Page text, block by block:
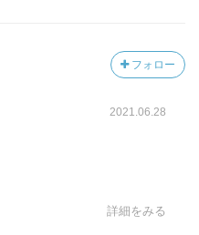
フォロー
2021.06.28
詳細をみる